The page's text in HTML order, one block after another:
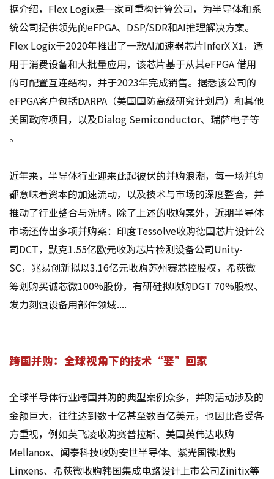
据介绍，Flex Logix是一家可重构计算公司，为半导体和系
统公司提供领先的eFPGA、DSP/SDR和AI推理解决方案。
Flex Logix于2020年推出了一款AI加速器芯片InferX X1，适
用于消费设备和大批量应用，该芯片基于从其eFPGA 借用
的可配置互连结构，并于2023年完成销售。据悉该公司的
eFPGA客户包括DARPA（美国国防高级研究计划局）和其他
美国政府项目，以及Dialog Semiconductor、瑞萨电子等
。
近年来，半导体行业迎来此起彼伏的并购浪潮，每一场并购
都意味着资本的加速流动，以及技术与市场的深度整合，并
推动了行业整合与洗牌。除了上述的收购案外，近期半导体
市场还传出多项并购案：印度Tessolve收购德国芯片设计公
司DCT，默克1.55亿欧元收购芯片检测设备公司Unity-
SC，兆易创新拟以3.16亿元收购苏州赛芯控股权，希荻微
筹划购买诚芯微100%股份，有研硅拟收购DGT 70%股权、
发力刻蚀设备用部件领域....
跨国并购：全球视角下的技术“娶”回家
全球半导体行业跨国并购的典型案例众多，并购活动涉及的
金额巨大，往往达到数十亿甚至数百亿美元，也因此备受各
方重视，例如英飞凌收购赛普拉斯、美国英伟达收购
Mellanox、闻泰科技收购安世半导体、紫光国微收购
Linxens、希荻微收购韩国集成电路设计上市公司Zinitix等